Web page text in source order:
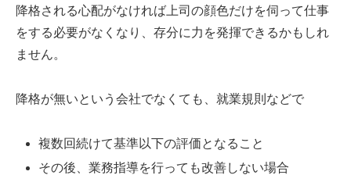
降格される心配がなければ上司の顔色だけを伺って仕事
をする必要がなくなり、存分に力を発揮できるかもしれ
ません。
降格が無いという会社でなくても、就業規則などで
複数回続けて基準以下の評価となること
その後、業務指導を行っても改善しない場合